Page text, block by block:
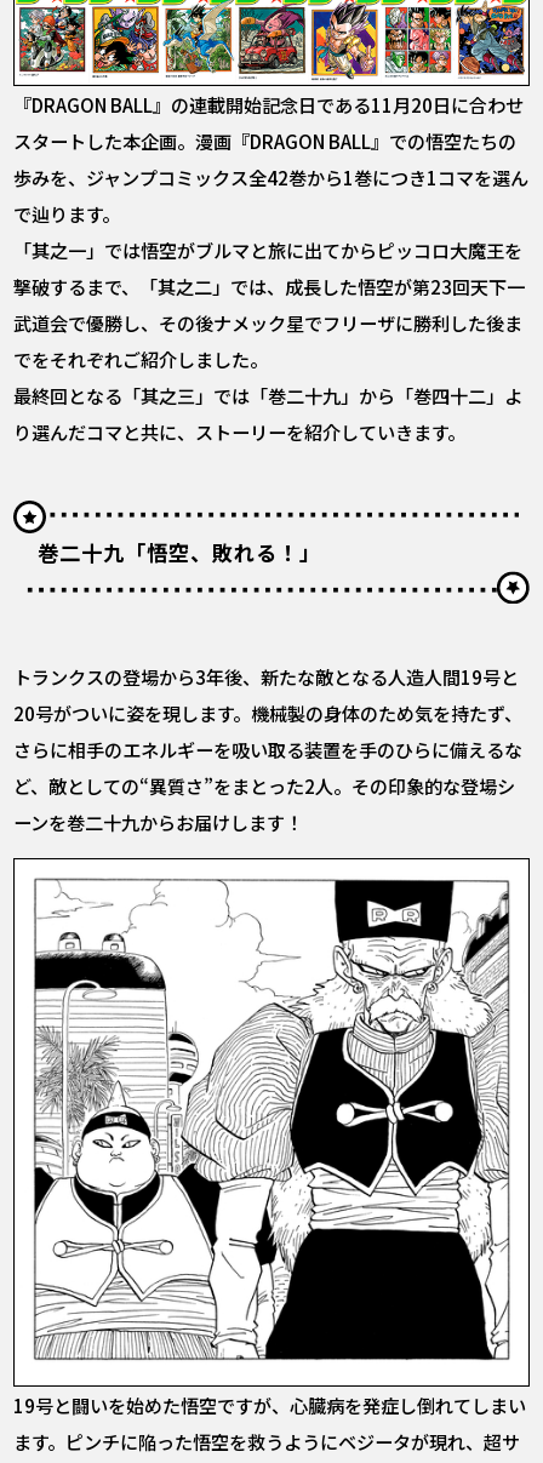
JP
EN FR DE ES
『DRAGON BALL』の連載開始記念日である11月20日に合わせ
スタートした本企画。漫画『DRAGON BALL』での悟空たちの
歩みを、ジャンプコミックス全42巻から1巻につき1コマを選ん
で辿ります。
「其之一」では悟空がブルマと旅に出てからピッコロ大魔王を
撃破するまで、「其之二」では、成長した悟空が第23回天下一
武道会で優勝し、その後ナメック星でフリーザに勝利した後ま
でをそれぞれご紹介しました。
最終回となる「其之三」では「巻二十九」から「巻四十二」よ
り選んだコマと共に、ストーリーを紹介していきます。
巻二十九「悟空、敗れる！」
トランクスの登場から3年後、新たな敵となる人造人間19号と
20号がついに姿を現します。機械製の身体のため気を持たず、
さらに相手のエネルギーを吸い取る装置を手のひらに備えるな
ど、敵としての“異質さ”をまとった2人。その印象的な登場シ
ーンを巻二十九からお届けします！
19号と闘いを始めた悟空ですが、心臓病を発症し倒れてしまい
ます。ピンチに陥った悟空を救うようにベジータが現れ、超サ